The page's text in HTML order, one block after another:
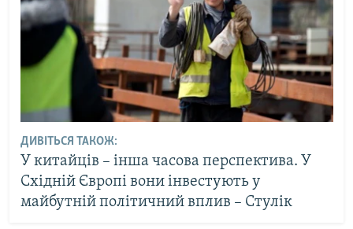
ДИВІТЬСЯ ТАКОЖ:
У китайців – інша часова перспектива. У
Східній Європі вони інвестують у
майбутній політичний вплив – Стулік